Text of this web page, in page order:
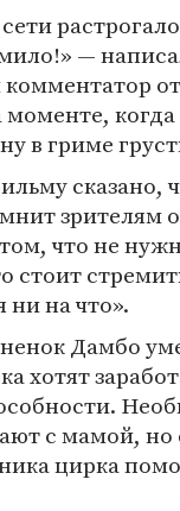
мило!» —
моменте,
в гриме
сказано,
зрителям
что не
стоит
ни на что».
Дамбо
хотят
с мамой, но
цирка